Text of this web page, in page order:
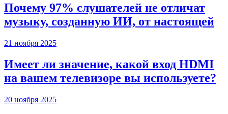
Почему 97% слушателей не отличат
музыку, созданную ИИ, от настоящей
21 ноября 2025
Имеет ли значение, какой вход HDMI
на вашем телевизоре вы используете?
20 ноября 2025